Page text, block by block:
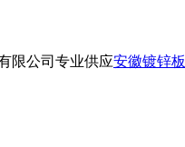
限公司专业供应安徽镀锌板